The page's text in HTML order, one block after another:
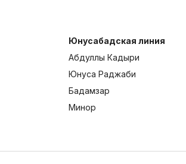
Юнусабадская линия
Абдуллы Кадыри
Юнуса Раджаби
Бадамзар
Минор